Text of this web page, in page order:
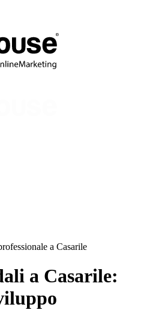
a Casarile
a Casarile: